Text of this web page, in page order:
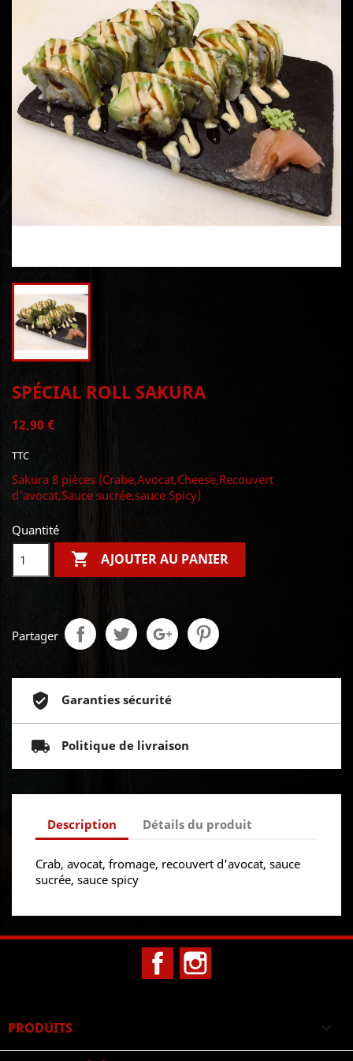
SPÉCIAL ROLL SAKURA
12,90 €
TTC
Sakura 8 pièces (Crabe,Avocat,Cheese,Recouvert
d'avocat,Sauce sucrée,sauce Spicy)
Quantité
 AJOUTER AU PANIER
Partager
Garanties sécurité
Politique de livraison
Description Détails du produit
Crab, avocat, fromage, recouvert d'avocat, sauce
sucrée, sauce spicy
Facebook
PRODUITS 